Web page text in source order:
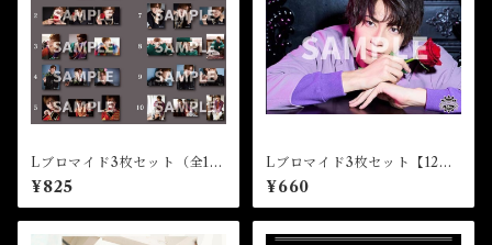
Lブロマイド3枚セット（全10
種）★35th Birthday Event
¥825
Lブロマイド3枚セット【12】
★芸能20周年
¥660